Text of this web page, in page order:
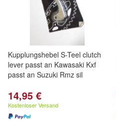
Kupplungshebel S-Teel clutch
lever passt an Kawasaki Kxf
passt an Suzuki Rmz sil
14,95 €
Kostenloser Versand